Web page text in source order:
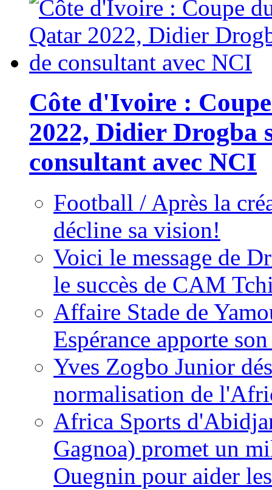
Côte d'Ivoire :
2022, Didier Drogba
consultant avec NCI
Football / Après la
décline sa vision!
Voici le message de
le succès de CAM
Affaire Stade de
Espérance apporte
Yves Zogbo Junior
normalisation de
Africa Sports
Gagnoa) promet un
Ouegnin pour aider